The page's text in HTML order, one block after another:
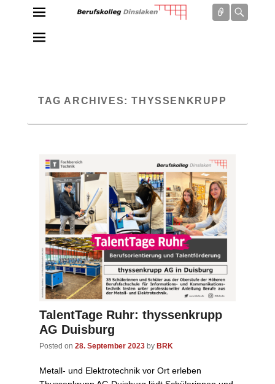
Connect
TAG ARCHIVES:THYSSENKRUPP
TalentTage Ruhr: thyssenkrupp
AG Duisburg
Posted on 28. September 2023 by BRK
Metall- und Elektrotechnik vor Ort erleben